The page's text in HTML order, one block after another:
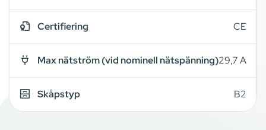
Certifiering CE
Max nätström (vid nominell nätspänning)29,7 A
Skåpstyp B2